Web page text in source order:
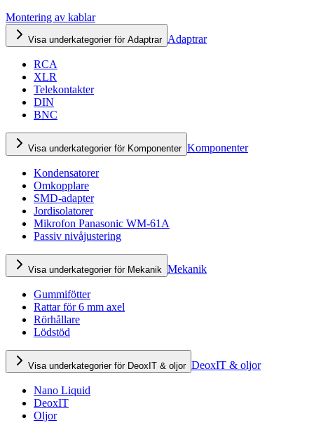
Montering av kablar
Visa underkategorier för Adaptrar Adaptrar
RCA
XLR
Telekontakter
DIN
BNC
Visa underkategorier för Komponenter Komponenter
Kondensatorer
Omkopplare
SMD-adapter
Jordisolatorer
Mikrofon Panasonic WM-61A
Passiv nivåjustering
Visa underkategorier för Mekanik Mekanik
Gummifötter
Rattar för 6 mm axel
Rörhållare
Lödstöd
Visa underkategorier för DeoxIT & oljor DeoxIT & oljor
Nano Liquid
DeoxIT
Oljor